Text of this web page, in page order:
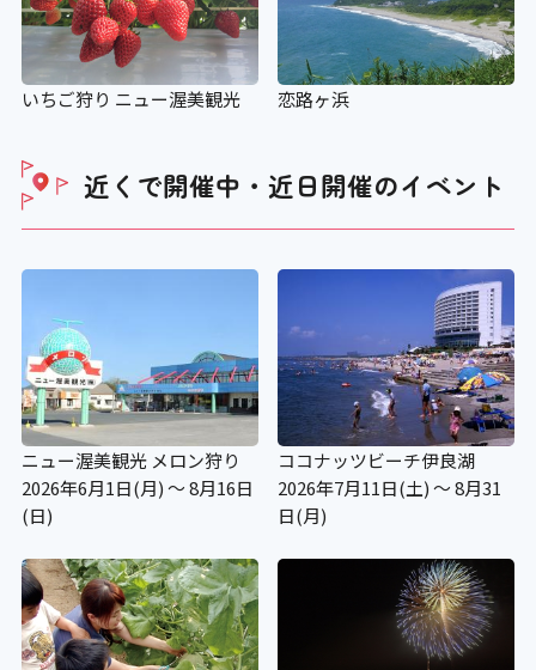
いちご狩り ニュー渥美観光 恋路ヶ浜
近くで開催中・近日開催のイベント
ニュー渥美観光 メロン狩り
2026年6月1日(月) ～ 8月16日
(日)
ココナッツビーチ伊良湖
2026年7月11日(土) ～ 8月31
日(月)